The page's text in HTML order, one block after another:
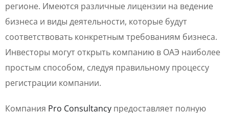
регионе. Имеются различные лицензии на ведение
бизнеса и виды деятельности, которые будут
соответствовать конкретным требованиям бизнеса.
Инвесторы могут открыть компанию в ОАЭ наиболее
простым способом, следуя правильному процессу
регистрации компании.
Компания Pro Consultancy предоставляет полную